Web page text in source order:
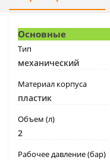
Основные
Тип
механический
Материал корпуса
пластик
Объем (л)
2
Рабочее давление (бар)